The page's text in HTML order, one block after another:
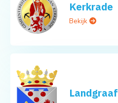
Kerkrade
Bekijk
Landgraaf